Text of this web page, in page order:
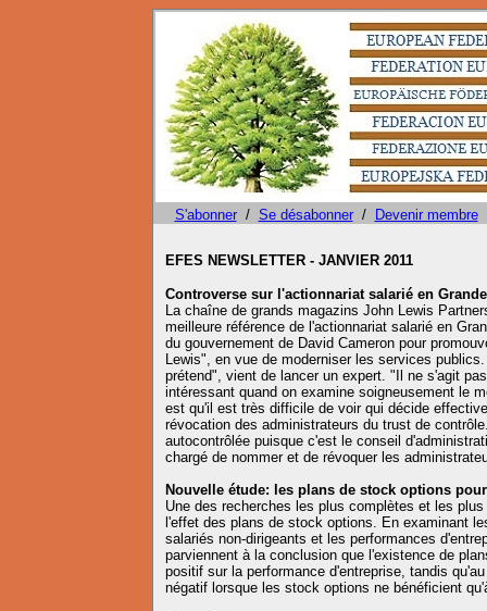
S'abonner/ Se désabonner/ Devenir membre
EFES NEWSLETTER - JANVIER 2011
Controverse sur l'actionnariat salarié en
La chaîne de grands magazins John Lewis
meilleure référence de l'actionnariat salarié en
du gouvernement de David Cameron pour
Lewis", en vue de moderniser les services
prétend", vient de lancer un expert. "Il ne s'agit
intéressant quand on examine soigneusement le
est qu'il est très difficile de voir qui décide
révocation des administrateurs du trust de
autocontrôlée puisque c'est le conseil
chargé de nommer et de révoquer les
Nouvelle étude: les plans de stock options
Une des recherches les plus complètes et les
l'effet des plans de stock options. En examinant
salariés non-dirigeants et les performances
parviennent à la conclusion que l'existence de
positif sur la performance d'entreprise, tandis
négatif lorsque les stock options ne bénéficient